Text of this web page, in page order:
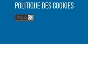
Politique des cookies